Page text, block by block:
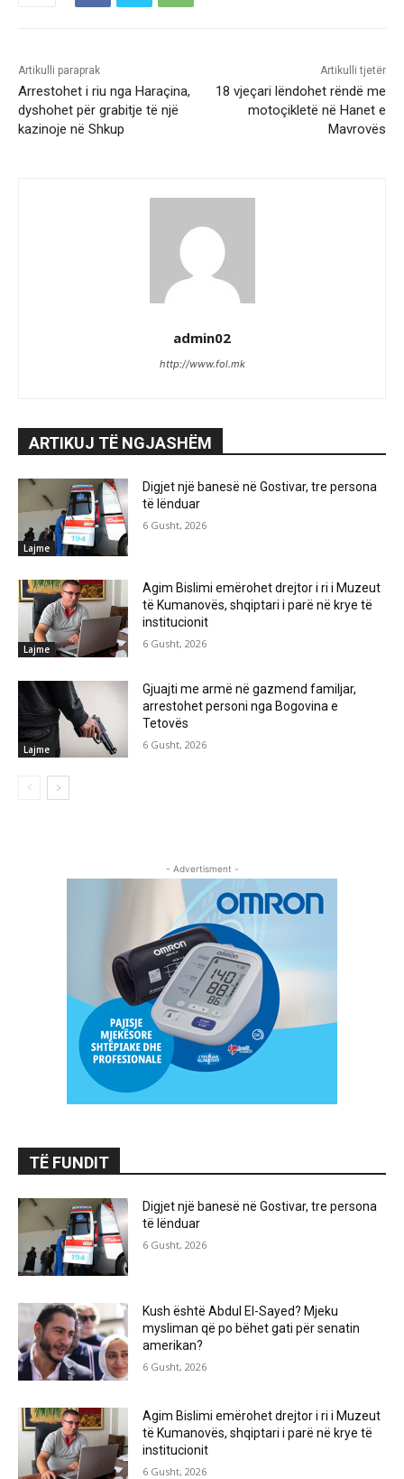
Artikulli paraprak
Arrestohet i riu nga Haraçina,
dyshohet për grabitje të një
kazinoje në Shkup
Artikulli tjetër
18 vjeçari lëndohet rëndë me
motoçikletë në Hanet e
Mavrovës
admin02
http://www.fol.mk
ARTIKUJ TË NGJASHËM
Lajme
Digjet një banesë në Gostivar, tre persona
të lënduar
6 Gusht, 2026
Lajme
Agim Bislimi emërohet drejtor i ri i Muzeut
të Kumanovës, shqiptari i parë në krye të
institucionit
6 Gusht, 2026
Lajme
Gjuajti me armë në gazmend familjar,
arrestohet personi nga Bogovina e
Tetovës
6 Gusht, 2026
- Advertisment -
TË FUNDIT
Digjet një banesë në Gostivar, tre persona
të lënduar
6 Gusht, 2026
Kush është Abdul El-Sayed? Mjeku
mysliman që po bëhet gati për senatin
amerikan?
6 Gusht, 2026
Agim Bislimi emërohet drejtor i ri i Muzeut
të Kumanovës, shqiptari i parë në krye të
institucionit
6 Gusht, 2026